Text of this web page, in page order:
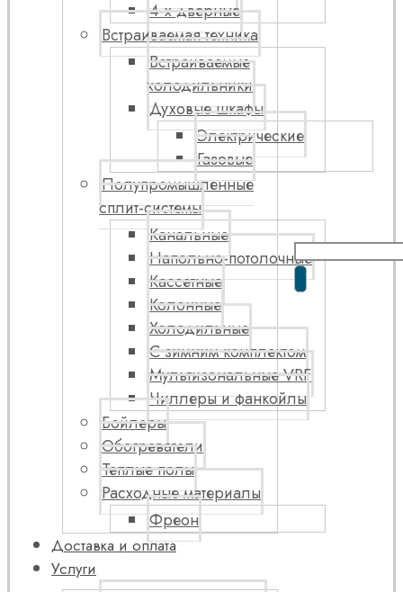
4-х дверные
Встраиваемая техника
Встраиваемые
холодильники
Духовые шкафы
Электрические
Газовые
Полупромышленные
сплит-системы
Канальные
Напольно-потолочные
Кассетные
Колонные
Холодильные
С зимним комплектом
Мультизональные VRF
Чиллеры и фанкойлы
Бойлеры
Обогреватели
Теплые полы
Расходные материалы
Фреон
Доставка и оплата
Услуги